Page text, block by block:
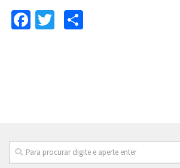
Facebook
Twitter